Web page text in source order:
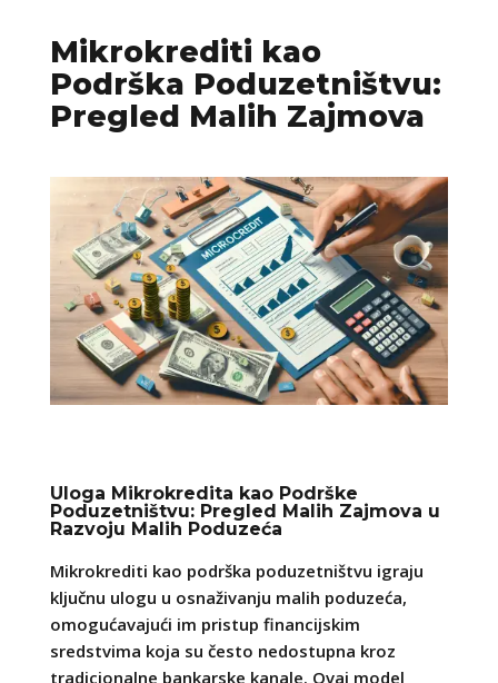
Mikrokrediti kao
Podrška Poduzetništvu:
Pregled Malih Zajmova
Uloga Mikrokredita kao Podrške
Poduzetništvu: Pregled Malih Zajmova u
Razvoju Malih Poduzeća
Mikrokrediti kao podrška poduzetništvu igraju
ključnu ulogu u osnaživanju malih poduzeća,
omogućavajući im pristup financijskim
sredstvima koja su često nedostupna kroz
tradicionalne bankarske kanale. Ovaj model